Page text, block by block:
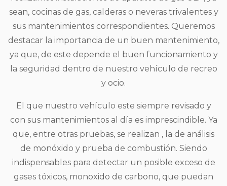
sean, cocinas de gas, calderas o neveras trivalentes y
sus mantenimientos correspondientes. Queremos
destacar la importancia de un buen mantenimiento,
ya que, de este depende el buen funcionamiento y
la seguridad dentro de nuestro vehículo de recreo
y ocio.
El que nuestro vehículo este siempre revisado y
con sus mantenimientos al día es imprescindible. Ya
que, entre otras pruebas, se realizan , la de análisis
de monóxido y prueba de combustión. Siendo
indispensables para detectar un posible exceso de
gases tóxicos, monoxido de carbono, que puedan